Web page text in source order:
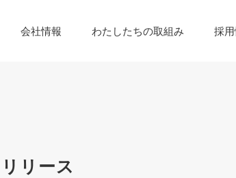
会社情報 わたしたちの取組み 採
リース